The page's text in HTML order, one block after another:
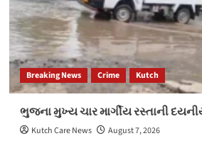
Breaking News Crime Kutch
ભુજના મુખ્ય ચાર માર્ગીય રસ્તાની
Kutch Care News August 7, 2026